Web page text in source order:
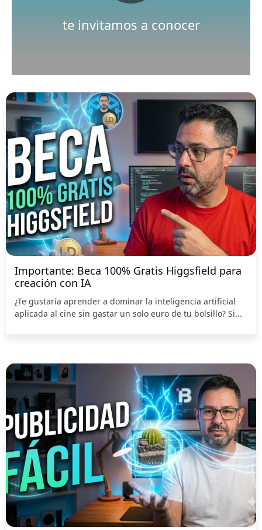
te invitamos a conocer
Nuestro canal de Youtube
Importante: Beca 100% Gratis Higgsfield para
creación con IA
¿Te gustaría aprender a dominar la inteligencia artificial
aplicada al cine sin gastar un solo euro de tu bolsillo? Si...